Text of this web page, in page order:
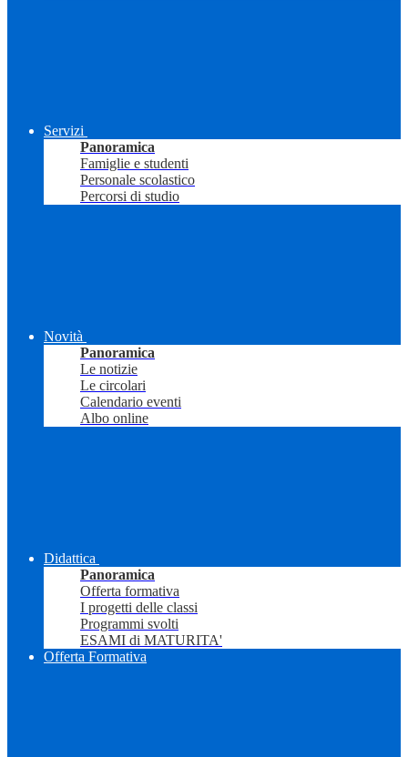
Servizi
Panoramica
Famiglie e studenti
Personale scolastico
Percorsi di studio
Novità
Panoramica
Le notizie
Le circolari
Calendario eventi
Albo online
Didattica
Panoramica
Offerta formativa
I progetti delle classi
Programmi svolti
ESAMI di MATURITA'
Offerta Formativa